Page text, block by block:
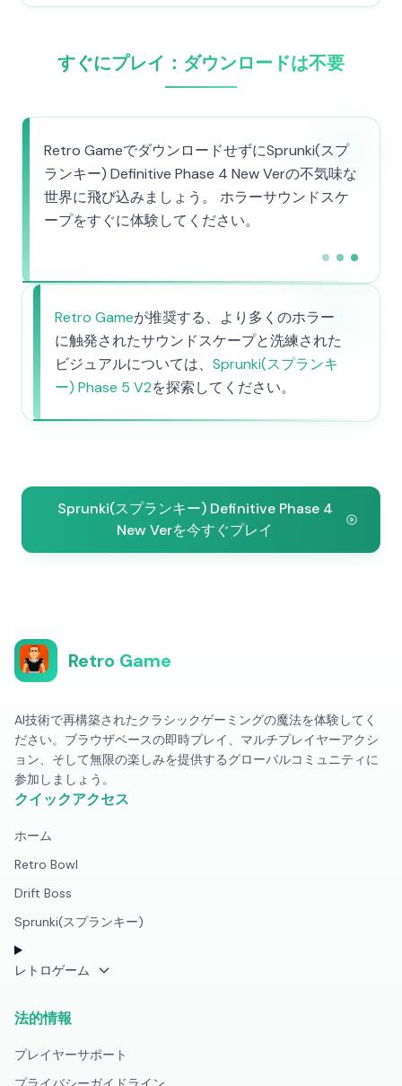
すぐにプレイ：ダウンロードは不要
Retro GameでダウンロードせずにSprunki(スプ
ランキー) Definitive Phase 4 New Verの不気味な
世界に飛び込みましょう。 ホラーサウンドスケ
ープをすぐに体験してください。
Retro Gameが推奨する、より多くのホラー
に触発されたサウンドスケープと洗練された
ビジュアルについては、 Sprunki(スプランキ
ー) Phase 5 V2を探索してください。
Sprunki(スプランキー) Definitive Phase 4
New Verを今すぐプレイ
Retro Game
AI技術で再構築されたクラシックゲーミングの魔法を体験してく
ださい。ブラウザベースの即時プレイ、マルチプレイヤーアクシ
ョン、そして無限の楽しみを提供するグローバルコミュニティに
参加しましょう。
クイックアクセス
ホーム
Retro Bowl
Drift Boss
Sprunki(スプランキー)
レトロゲーム
法的情報
プレイヤーサポート